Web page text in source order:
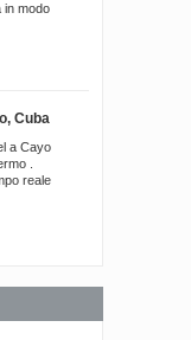
in modo
Cuba
a Cayo
.
reale